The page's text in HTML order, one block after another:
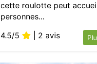
cette roulotte peut
personnes...
4.5/5
| 2 avis